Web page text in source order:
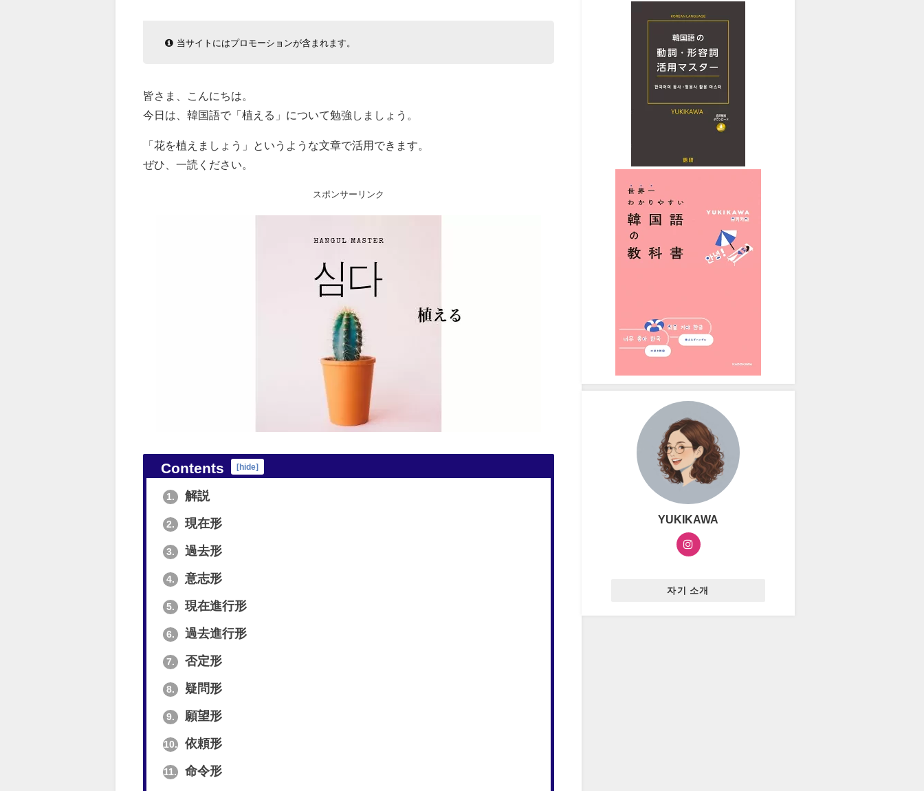
当サイトにはプロモーションが含まれます。
皆さま、こんにちは。
今日は、韓国語で「植える」について勉強しましょう。
「花を植えましょう」というような文章で活用できます。
ぜひ、一読ください。
スポンサーリンク
Contents [hide]
1. 解説
2. 現在形
3. 過去形
4. 意志形
5. 現在進行形
6. 過去進行形
7. 否定形
8. 疑問形
9. 願望形
10. 依頼形
11. 命令形
YUKIKAWA
자기 소개